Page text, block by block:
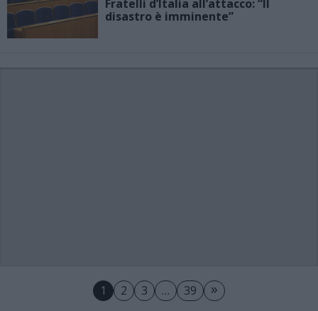
Fratelli d’Italia all’attacco: “Il
disastro è imminente”
1 2 3 … 39 »